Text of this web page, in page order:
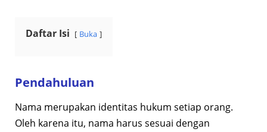
Daftar Isi Buka
Pendahuluan
Nama merupakan identitas hukum setiap orang.
Oleh karena itu, nama harus sesuai dengan